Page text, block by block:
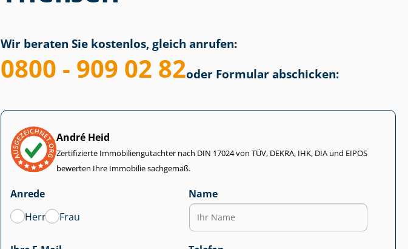
Wir beraten Sie kostenlos, gleich anrufen:
0800 - 909 02 82oder Formular abschicken:
André Heid
Zertifizierte Im­mo­bi­li­en­gut­ach­ter nach DIN 17024 von TÜV, DEKRA, IHK, DIA und EIPOS
bewerten Ihre Immobilie sachgemäß.
Anrede
Herr
Frau
Name